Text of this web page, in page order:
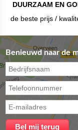
DUURZAAM EN
de beste prijs /
Benieuwd naar de